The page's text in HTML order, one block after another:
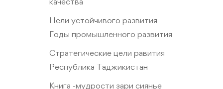
Цели устойчивого развития
Годы промышленного развития
Стратегические цели равития
Республика Таджикистан
Книга -мудрости зари сиянье